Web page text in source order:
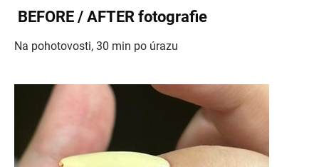
BEFORE / AFTER fotografie
Na pohotovosti, 30 min po úrazu